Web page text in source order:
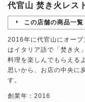
代官山 焚き火レス
この店舗の商品一覧
2016年に代官山にオー
はイタリア語で「焚き火
料理を楽しんでもらえる
思いから、お店の中央に
す。
創業年：2016